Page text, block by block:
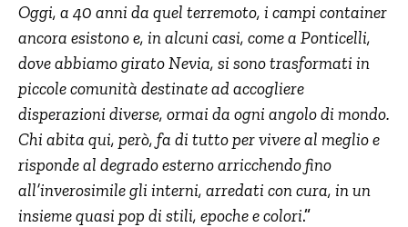
Oggi, a 40 anni da quel terremoto, i campi container
ancora esistono e, in alcuni casi, come a Ponticelli,
dove abbiamo girato Nevia, si sono trasformati in
piccole comunità destinate ad accogliere
disperazioni diverse, ormai da ogni angolo di mondo.
Chi abita qui, però, fa di tutto per vivere al meglio e
risponde al degrado esterno arricchendo fino
all’inverosimile gli interni, arredati con cura, in un
insieme quasi pop di stili, epoche e colori.”